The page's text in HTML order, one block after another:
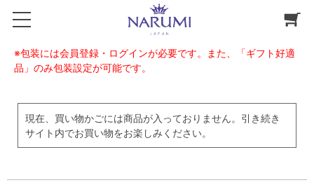
※包装には会員登録・ログインが必要です。また、「ギフト好適
品」のみ包装設定が可能です。
現在、買い物かごには商品が入っておりません。引き続き
サイト内でお買い物をお楽しみください。